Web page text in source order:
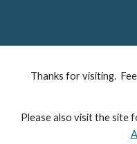
Thanks for visiting.
Please also visit the site